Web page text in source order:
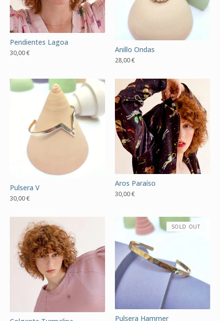
Pendientes Lagoa
30,00€ Anillo Ondas
28,00€
Pulsera V
30,00€
Aros Paraíso
30,00€
Pulsera Hammer
SOLD OUT